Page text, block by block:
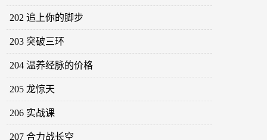
202 追上你的脚步
203 突破三环
204 温养经脉的价格
205 龙惊天
206 实战课
207 合力战长空